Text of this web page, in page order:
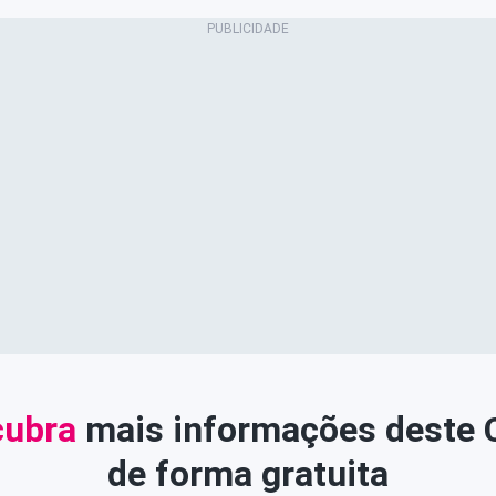
mais informações deste
de forma gratuita